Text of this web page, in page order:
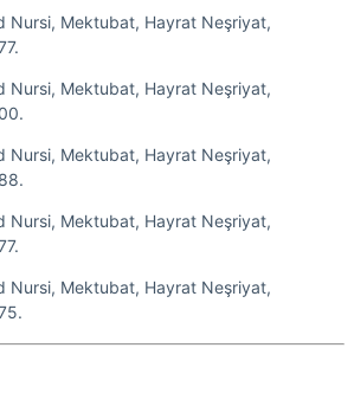
Nursi, Mektubat, Hayrat Neşriyat,
Nursi, Mektubat, Hayrat Neşriyat,
Nursi, Mektubat, Hayrat Neşriyat,
Nursi, Mektubat, Hayrat Neşriyat,
Nursi, Mektubat, Hayrat Neşriyat,